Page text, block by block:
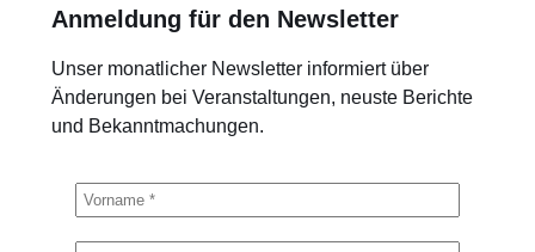
Anmeldung für den Newsletter
Unser monatlicher Newsletter informiert über
Änderungen bei Veranstaltungen, neuste Berichte
und Bekanntmachungen.